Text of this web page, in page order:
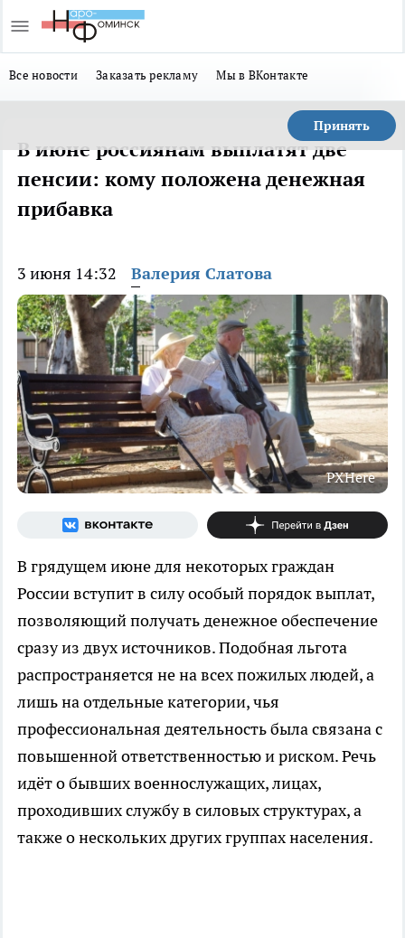
Все новости Заказать рекламу Мы в ВКонтакте
Принять
В июне россиянам выплатят две
пенсии: кому положена денежная
прибавка
3 июня 14:32 Валерия Слатова
PXHere
В грядущем июне для некоторых граждан
России вступит в силу особый порядок выплат,
позволяющий получать денежное обеспечение
сразу из двух источников. Подобная льгота
распространяется не на всех пожилых людей, а
лишь на отдельные категории, чья
профессиональная деятельность была связана с
повышенной ответственностью и риском. Речь
идёт о бывших военнослужащих, лицах,
проходивших службу в силовых структурах, а
также о нескольких других группах населения.